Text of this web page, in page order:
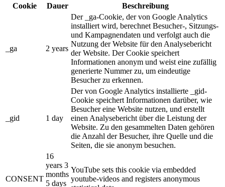
Cookie
Dauer Beschreibung
_ga 2 years
Der _ga-Cookie, der von Google Analytics
installiert wird, berechnet Besucher-, Sitzungs-
und Kampagnendaten und verfolgt auch die
Nutzung der Website für den Analysebericht
der Website. Der Cookie speichert
Informationen anonym und weist eine zufällig
generierte Nummer zu, um eindeutige
Besucher zu erkennen.
_gid 1 day
Der von Google Analytics installierte _gid-
Cookie speichert Informationen darüber, wie
Besucher eine Website nutzen, und erstellt
einen Analysebericht über die Leistung der
Website. Zu den gesammelten Daten gehören
die Anzahl der Besucher, ihre Quelle und die
Seiten, die sie anonym besuchen.
CONSENT
16
years 3
months
5 days
YouTube sets this cookie via embedded
youtube-videos and registers anonymous